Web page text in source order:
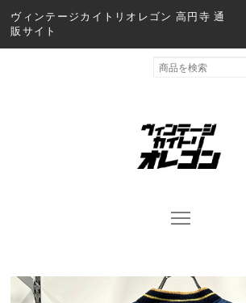
ヴィンテージカイトリオレゴン 高円寺 通
販サイト